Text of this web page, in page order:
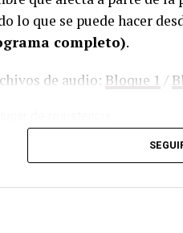
lo que se puede hacer
completo).
de audio: Bloque 1 /